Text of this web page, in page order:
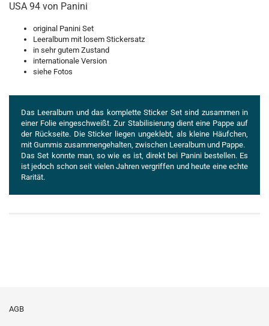
USA 94 von Panini
original Panini Set
Leeralbum mit losem Stickersatz
in sehr gutem Zustand
internationale Version
siehe Fotos
Das Leeralbum und das komplette Sticker Set sind zusammen in
einer Folie eingeschweißt. Zur Stabilisierung dient eine Pappe auf
der Rückseite. Die Sticker liegen ungeklebt, als kleine Häufchen,
mit Gummis zusammengehalten, zwischen Leeralbum und Pappe.
Das Set konnte man, so wie es ist, direkt bei Panini bestellen. Es
ist jedoch schon seit vielen Jahren vergriffen und heute eine echte
Rarität.
AGB